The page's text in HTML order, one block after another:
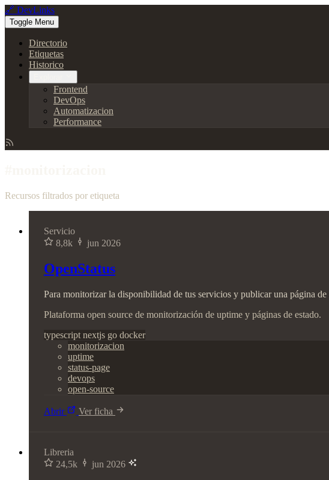
🔗 DevLinks
Toggle Menu
Directorio
Etiquetas
Historico
Frontend
DevOps
Automatizacion
Performance
Recursos filtrados por etiqueta
Servicio
8,8k
jun 2026
OpenStatus
Para monitorizar la disponibilidad de tus servicios y publicar una página de
Plataforma open source de monitorización de uptime y páginas de estado.
typescript nextjs go docker
monitorizacion
uptime
status-page
devops
open-source
Abrir Ver ficha
Libreria
24,5k
jun 2026